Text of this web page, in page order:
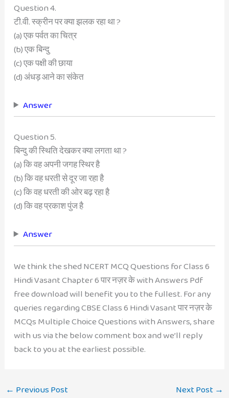
Question 4.
टी.वी. स्क्रीन पर क्या झलक रहा था ?
(a) एक पर्वत का चित्र
(b) एक बिन्दु
(c) एक पक्षी की छाया
(d) अंधड़ आने का संकेत
Answer
Question 5.
बिन्दु की स्थिति देखकर क्या लगता था ?
(a) कि वह अपनी जगह स्थिर है
(b) कि वह धरती से दूर जा रहा है
(c) कि वह धरती की ओर बढ़ रहा है
(d) कि वह प्रकाश पुंज है
Answer
We think the shed NCERT MCQ Questions for Class 6
Hindi Vasant Chapter 6 पार नज़र के with Answers Pdf
free download will benefit you to the fullest. For any
queries regarding CBSE Class 6 Hindi Vasant पार नज़र के
MCQs Multiple Choice Questions with Answers, share
with us via the below comment box and we’ll reply
back to you at the earliest possible.
← Previous Post Next Post →